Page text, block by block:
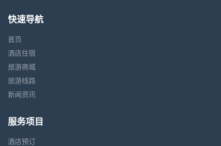
快速导航
首页
酒店住宿
旅游商城
旅游线路
新闻资讯
服务项目
酒店预订